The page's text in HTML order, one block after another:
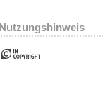
Nutzungshinweis